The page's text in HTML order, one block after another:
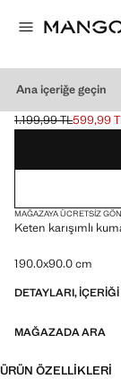
Ana içeriğe geçin
KENARLARI
Üstü çizili ilk fiyat
1.199,99 TL
Güncel fiyat [599,99
599,99
Bir renk seçin
MAĞAZAYA ÜCRETSIZ
Keten karışımlı
190.0x90.0 cm
DETAYLARI,
MAĞAZADA ARA
ÜRÜN ÖZELLIKLERI